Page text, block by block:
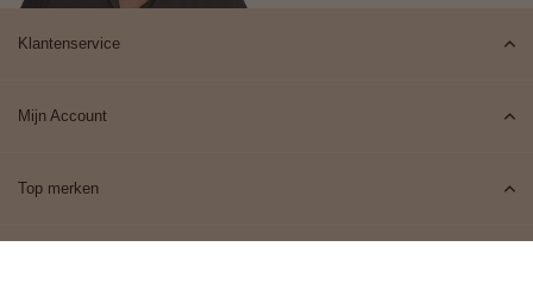
Klantenservice
Mijn Account
Top merken